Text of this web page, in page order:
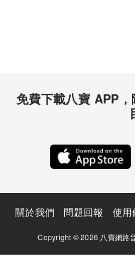
免費下載八寶 APP
關於我們 問題回報 使用
Copyright © 2026 八寶網路